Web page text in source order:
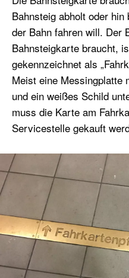
Bahnsteig abholt oder
der Bahn fahren will. Der
Bahnsteigkarte braucht,
gekennzeichnet als
Meist eine Messingplatte
und ein weißes Schild
muss die Karte am
Servicestelle gekauft